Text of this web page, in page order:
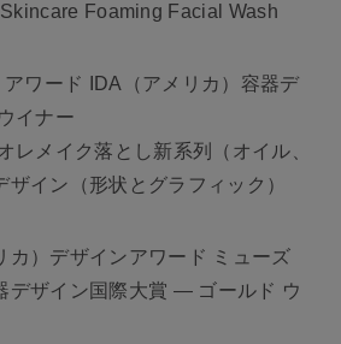
Foaming Facial Wash
アワード IDA（アメリカ）容器デ
イナー
レメイク落とし新系列（オイル、
ザイン（形状とグラフィック）
カ）デザインアワード ミューズ
デザイン国際大賞 ― ゴールド ウ